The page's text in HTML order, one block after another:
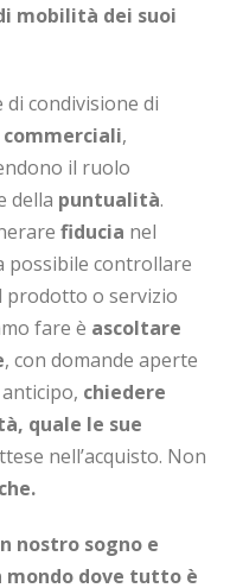
mobilità dei suoi
condivisione di
,
il ruolo
della puntualità.
fiducia nel
possibile controllare
prodotto o servizio
fare è ascoltare
, con domande aperte
chiedere
quale le sue
nell’acquisto. Non
nostro sogno e
dove tutto è